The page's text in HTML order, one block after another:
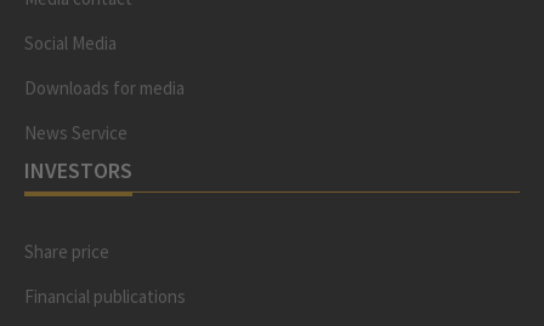
Social Media
Downloads for media
News Service
INVESTORS
Share price
Financial publications